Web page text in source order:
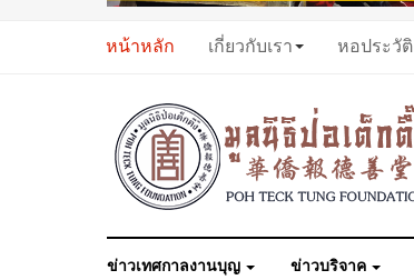
หน้าหลัก เกี่ยวกับเรา หอประวัติ
ข่าวเทศกาลงานบุญ ข่าวบริจาค